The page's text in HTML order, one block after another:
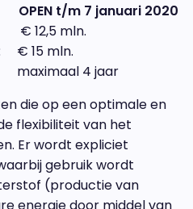
OPEN t/m 7 januari 2020
12,5 mln.
€ 15 mln.
4 jaar
die op een optimale en
flexibiliteit van het
Er wordt expliciet
gebruik wordt
(productie van